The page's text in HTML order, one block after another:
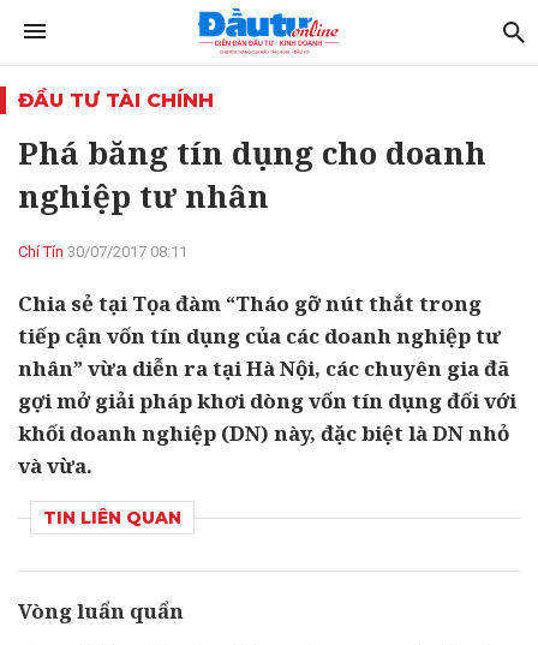
ĐẦU TƯ TÀI CHÍNH
Phá băng tín dụng cho doanh
nghiệp tư nhân
Chí Tín 30/07/2017 08:11
Chia sẻ tại Tọa đàm “Tháo gỡ nút thắt trong
tiếp cận vốn tín dụng của các doanh nghiệp tư
nhân” vừa diễn ra tại Hà Nội, các chuyên gia đã
gợi mở giải pháp khơi dòng vốn tín dụng đối với
khối doanh nghiệp (DN) này, đặc biệt là DN nhỏ
và vừa.
TIN LIÊN QUAN
Vòng luẩn quẩn